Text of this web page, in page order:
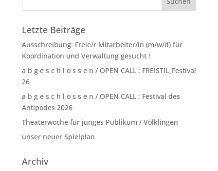
Letzte Beiträge
Ausschreibung: Freie/r Mitarbeiter/in (m/w/d) für
Koordination und Verwaltung gesucht !
a b g e s c h l o s s e n / OPEN CALL : FREISTIL_Festival
26
a b g e s c h l o s s e n / OPEN CALL : Festival des
Antipodes 2026
Theaterwoche für junges Publikum / Völklingen
unser neuer Spielplan
Archiv